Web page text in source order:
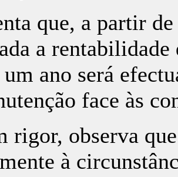
que, a partir
a
ano será
face às
rigor, observa
à